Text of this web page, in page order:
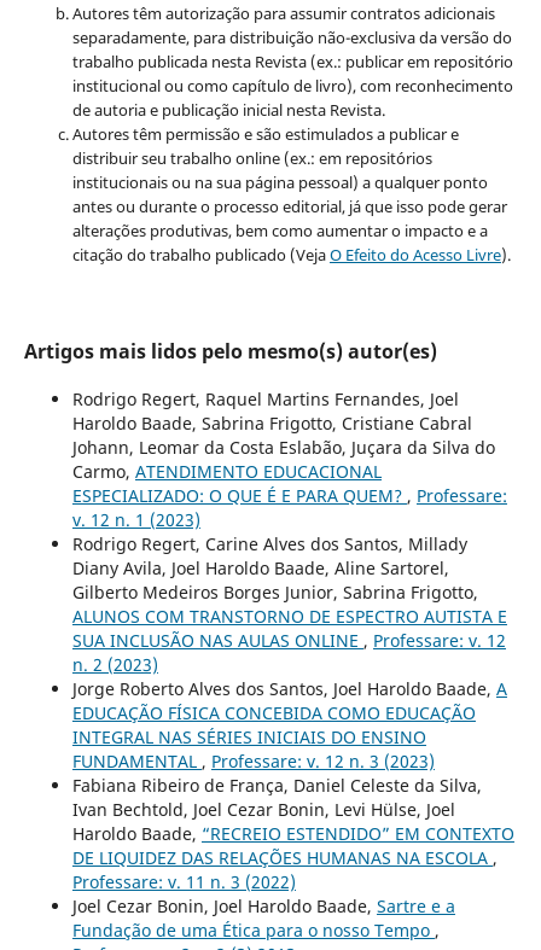
Autores têm autorização para assumir contratos adicionais
separadamente, para distribuição não-exclusiva da versão do
trabalho publicada nesta Revista (ex.: publicar em repositório
institucional ou como capítulo de livro), com reconhecimento
de autoria e publicação inicial nesta Revista.
Autores têm permissão e são estimulados a publicar e
distribuir seu trabalho online (ex.: em repositórios
institucionais ou na sua página pessoal) a qualquer ponto
antes ou durante o processo editorial, já que isso pode gerar
alterações produtivas, bem como aumentar o impacto e a
citação do trabalho publicado (VejaO Efeito do Acesso Livre).
Artigos mais lidos pelo mesmo(s) autor(es)
Rodrigo Regert, Raquel Martins Fernandes, Joel
Haroldo Baade, Sabrina Frigotto, Cristiane Cabral
Johann, Leomar da Costa Eslabão, Juçara da Silva do
Carmo, ATENDIMENTO EDUCACIONAL
ESPECIALIZADO: O QUE É E PARA QUEM? , Professare:
v. 12 n. 1 (2023)
Rodrigo Regert, Carine Alves dos Santos, Millady
Diany Avila, Joel Haroldo Baade, Aline Sartorel,
Gilberto Medeiros Borges Junior, Sabrina Frigotto,
ALUNOS COM TRANSTORNO DE ESPECTRO AUTISTA E
SUA INCLUSÃO NAS AULAS ONLINE , Professare: v. 12
n. 2 (2023)
Jorge Roberto Alves dos Santos, Joel Haroldo Baade, A
EDUCAÇÃO FÍSICA CONCEBIDA COMO EDUCAÇÃO
INTEGRAL NAS SÉRIES INICIAIS DO ENSINO
FUNDAMENTAL , Professare: v. 12 n. 3 (2023)
Fabiana Ribeiro de França, Daniel Celeste da Silva,
Ivan Bechtold, Joel Cezar Bonin, Levi Hülse, Joel
Haroldo Baade, “RECREIO ESTENDIDO” EM CONTEXTO
DE LIQUIDEZ DAS RELAÇÕES HUMANAS NA ESCOLA ,
Professare: v. 11 n. 3 (2022)
Joel Cezar Bonin, Joel Haroldo Baade, Sartre e a
Fundação de uma Ética para o nosso Tempo ,